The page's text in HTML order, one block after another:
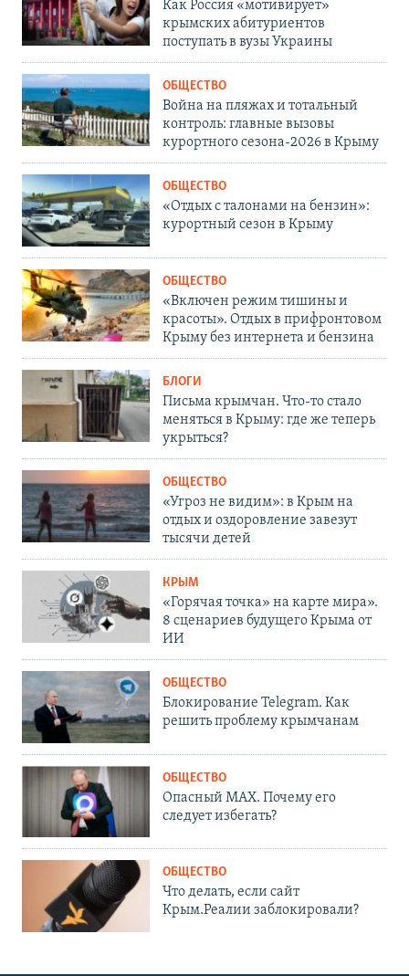
Как Россия «мотивирует»
крымских абитуриентов
поступать в вузы Украины
ОБЩЕСТВО
Война на пляжах и тотальный
контроль: главные вызовы
курортного сезона-2026 в Крыму
ОБЩЕСТВО
«Отдых с талонами на бензин»:
курортный сезон в Крыму
ОБЩЕСТВО
«Включен режим тишины и
красоты». Отдых в прифронтовом
Крыму без интернета и бензина
БЛОГИ
Письма крымчан. Что-то стало
меняться в Крыму: где же теперь
укрыться?
ОБЩЕСТВО
«Угроз не видим»: в Крым на
отдых и оздоровление завезут
тысячи детей
КРЫМ
«Горячая точка» на карте мира».
8 сценариев будущего Крыма от
ИИ
ОБЩЕСТВО
Блокирование Telegram. Как
решить проблему крымчанам
ОБЩЕСТВО
Опасный MAX. Почему его
следует избегать?
ОБЩЕСТВО
Что делать, если сайт
Крым.Реалии заблокировали?